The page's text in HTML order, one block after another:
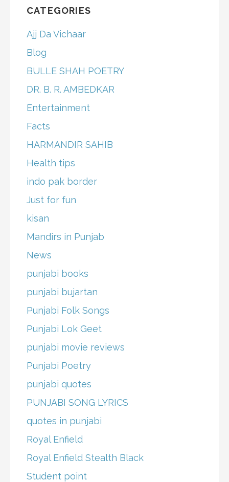
CATEGORIES
Ajj Da Vichaar
Blog
BULLE SHAH POETRY
DR. B. R. AMBEDKAR
Entertainment
Facts
HARMANDIR SAHIB
Health tips
indo pak border
Just for fun
kisan
Mandirs in Punjab
News
punjabi books
punjabi bujartan
Punjabi Folk Songs
Punjabi Lok Geet
punjabi movie reviews
Punjabi Poetry
punjabi quotes
PUNJABI SONG LYRICS
quotes in punjabi
Royal Enfield
Royal Enfield Stealth Black
Student point